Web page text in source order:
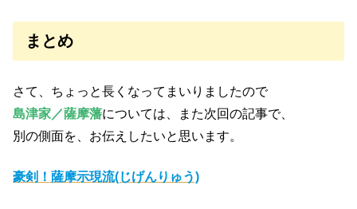
まとめ
さて、ちょっと長くなってまいりましたので
島津家／薩摩藩については、また次回の記事で、
別の側面を、お伝えしたいと思います。
豪剣！薩摩示現流(じげんりゅう)